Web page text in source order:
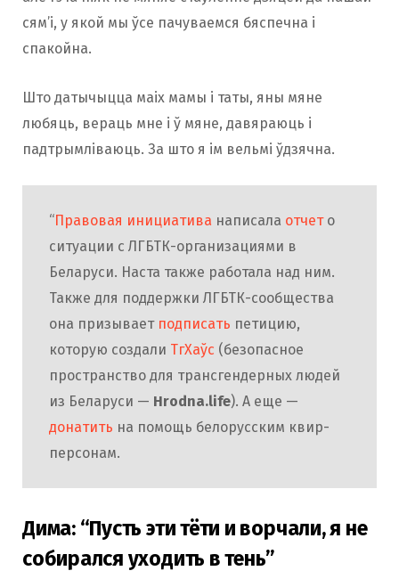
сям’і, у якой мы ўсе пачуваемся бяспечна і
спакойна.
Што датычыцца маіх мамы і таты, яны мяне
любяць, вераць мне і ў мяне, давяраюць і
падтрымліваюць. За што я ім вельмі ўдзячна.
“Правовая инициатива написала отчето
ситуации с ЛГБТК-организациями в
Беларуси. Наста также работала над ним.
Также для поддержки ЛГБТК-сообщества
она призывает подписать петицию,
которую создали ТгХаўс (безопасное
пространство для трансгендерных людей
из Беларуси — Hrodna.life). А еще —
донатить на помощь белорусским квир-
персонам.
Дима: “Пусть эти тёти и ворчали, я не
собирался уходить в тень”